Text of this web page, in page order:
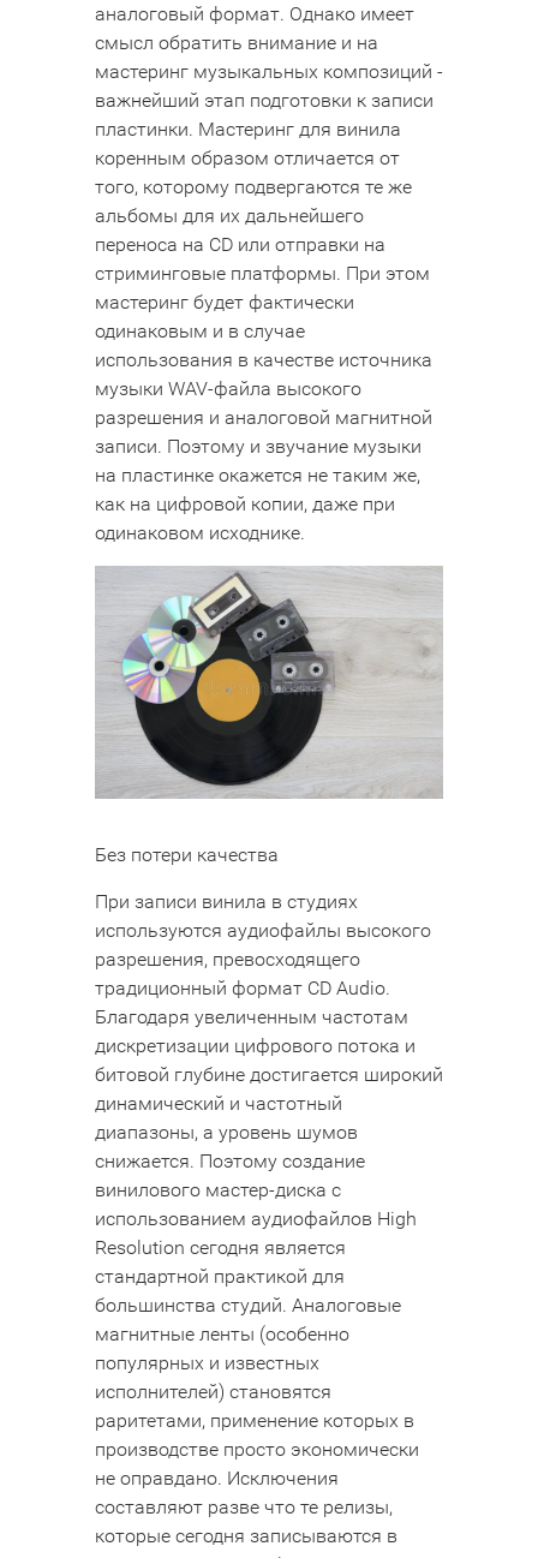
аналоговый формат. Однако имеет
смысл обратить внимание и на
мастеринг музыкальных композиций -
важнейший этап подготовки к записи
пластинки. Мастеринг для винила
коренным образом отличается от
того, которому подвергаются те же
альбомы для их дальнейшего
переноса на CD или отправки на
стриминговые платформы. При этом
мастеринг будет фактически
одинаковым и в случае
использования в качестве источника
музыки WAV-файла высокого
разрешения и аналоговой магнитной
записи. Поэтому и звучание музыки
на пластинке окажется не таким же,
как на цифровой копии, даже при
одинаковом исходнике.
Без потери качества
При записи винила в студиях
используются аудиофайлы высокого
разрешения, превосходящего
традиционный формат CD Audio.
Благодаря увеличенным частотам
дискретизации цифрового потока и
битовой глубине достигается широкий
динамический и частотный
диапазоны, а уровень шумов
снижается. Поэтому создание
винилового мастер-диска с
использованием аудиофайлов High
Resolution сегодня является
стандартной практикой для
большинства студий. Аналоговые
магнитные ленты (особенно
популярных и известных
исполнителей) становятся
раритетами, применение которых в
производстве просто экономически
не оправдано. Исключения
составляют разве что те релизы,
которые сегодня записываются в